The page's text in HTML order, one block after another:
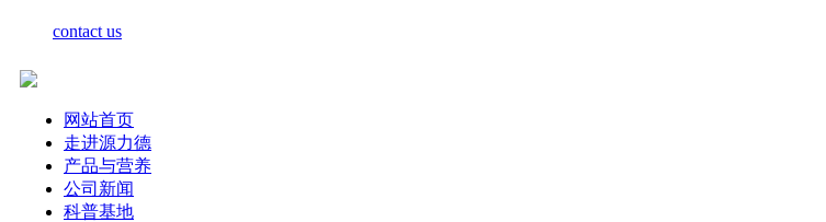
contact us
网站首页
走进源力德
产品与营养
公司新闻
科普基地